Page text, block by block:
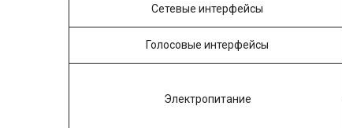
Сетевые интерфейсы
Голосовые интерфейсы
Электропитание